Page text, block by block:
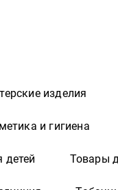
изделия
и гигиена
детей Товары